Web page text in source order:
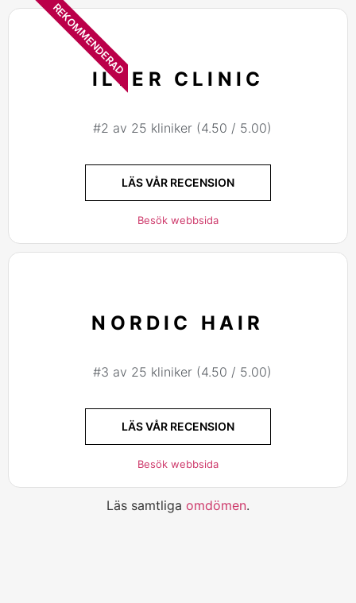
REKOMMENDERAD
ILTER CLINIC
#2 av 25 kliniker (4.50 / 5.00)
LÄS VÅR RECENSION
Besök webbsida
NORDIC HAIR
#3 av 25 kliniker (4.50 / 5.00)
LÄS VÅR RECENSION
Besök webbsida
Läs samtliga omdömen.